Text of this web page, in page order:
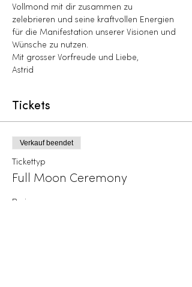
Vollmond mit dir zusammen zu
zelebrieren und seine kraftvollen Energien
für die Manifestation unserer Visionen und
Wünsche zu nutzen.
Mit grosser Vorfreude und Liebe,
Astrid
Tickets
Verkauf beendet
Tickettyp
Full Moon Ceremony
Preis